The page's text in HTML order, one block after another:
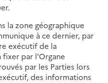
la zone géographique
à ce dernier, par
exécutif de la
fixer par l'Organe
par les Parties lors
des informations